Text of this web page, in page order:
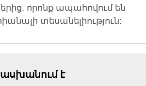
որոնք ապահովում են
տեսանելիություն:
է